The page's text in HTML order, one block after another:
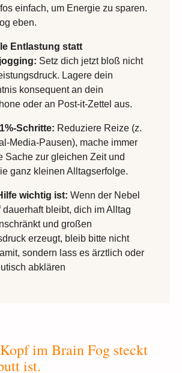
einfach, um Energie zu sparen.
eben.
Entlastung statt
Setz dich jetzt bloß nicht
Lagere dein
konsequent an dein
oder an Post-it-Zettel aus.
Schritte: Reduziere Reize (z.
Media-Pausen), mache immer
Sache zur gleichen Zeit und
ganz kleinen Alltagserfolge.
wichtig ist: Wenn der Nebel
dauerhaft bleibt, dich im Alltag
und großen
erzeugt, bleib bitte nicht
sondern lass es ärztlich oder
abklären
im Brain Fog steckt
ist.